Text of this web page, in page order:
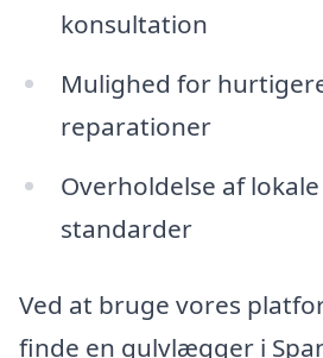
konsultation
Mulighed for
reparationer
Overholdelse af
standarder
Ved at bruge vores
finde en gulvlægger i